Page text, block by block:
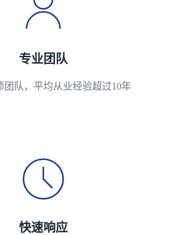
专业团队
团队，平均从业经验超过10年
快速响应